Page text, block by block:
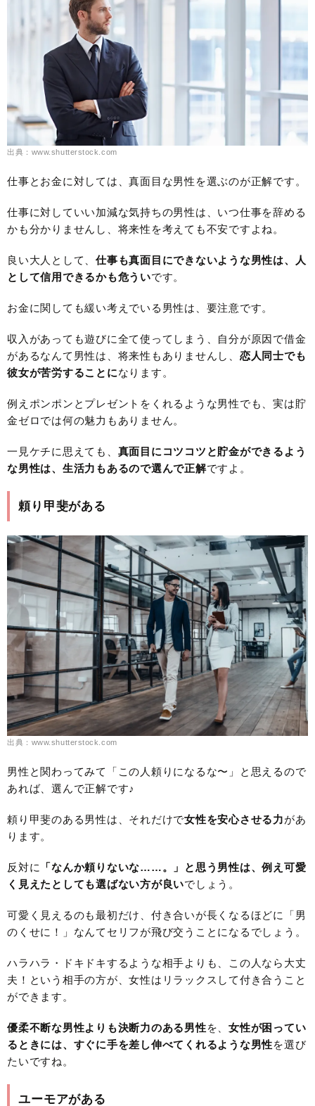
出典：www.shutterstock.com
仕事とお金に対しては、真面目な男性を選ぶのが正解です。
仕事に対していい加減な気持ちの男性は、いつ仕事を辞める
かも分かりませんし、将来性を考えても不安ですよね。
良い大人として、 仕事も真面目にできないような男性は、人
として信用できるかも危ういです。
お金に関しても緩い考えでいる男性は、要注意です。
収入があっても遊びに全て使ってしまう、自分が原因で借金
があるなんて男性は、将来性もありませんし、 恋人同士でも
彼女が苦労することになります。
例えポンポンとプレゼントをくれるような男性でも、実は貯
金ゼロでは何の魅力もありません。
一見ケチに思えても、 真面目にコツコツと貯金ができるよう
な男性は、生活力もあるので選んで正解ですよ。
頼り甲斐がある
出典：www.shutterstock.com
男性と関わってみて「この人頼りになるな〜」と思えるので
あれば、選んで正解です♪
頼り甲斐のある男性は、それだけで女性を安心させる力があ
ります。
反対に
「なんか頼りないな……。」と思う男性は、例え可愛
く見えたとしても選ばない方が良いでしょう。
可愛く見えるのも最初だけ、付き合いが長くなるほどに「男
のくせに！」なんてセリフが飛び交うことになるでしょう。
ハラハラ・ドキドキするような相手よりも、この人なら大丈
夫！という相手の方が、女性はリラックスして付き合うこと
ができます。
優柔不断な男性よりも決断力のある男性を、 女性が困ってい
るときには、すぐに手を差し伸べてくれるような男性を選び
たいですね。
ユーモアがある